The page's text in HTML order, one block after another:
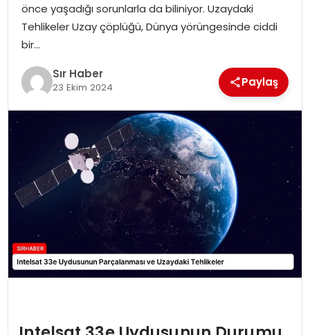
önce yaşadığı sorunlarla da biliniyor. Uzaydaki
Tehlikeler Uzay çöplüğü, Dünya yörüngesinde ciddi
bir…
Sır Haber
23 Ekim 2024 Paylaş